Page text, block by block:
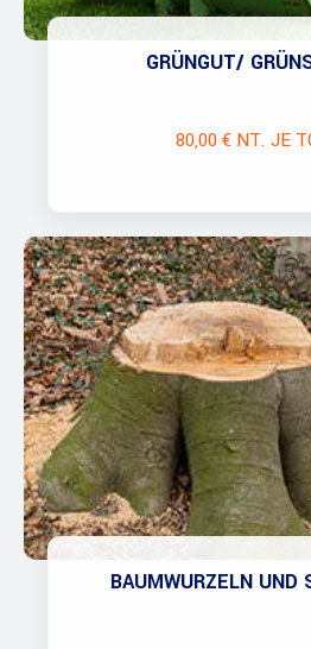
GRÜNGUT/
80,00 € NT. JE
BAUMWURZELN UND